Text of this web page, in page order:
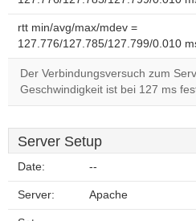
rtt min/avg/max/mdev =
127.776/127.785/127.799/0.010
Der Verbindungsversuch zum
Geschwindigkeit ist bei 127 ms
Server Setup
Date: --
Server: Apache